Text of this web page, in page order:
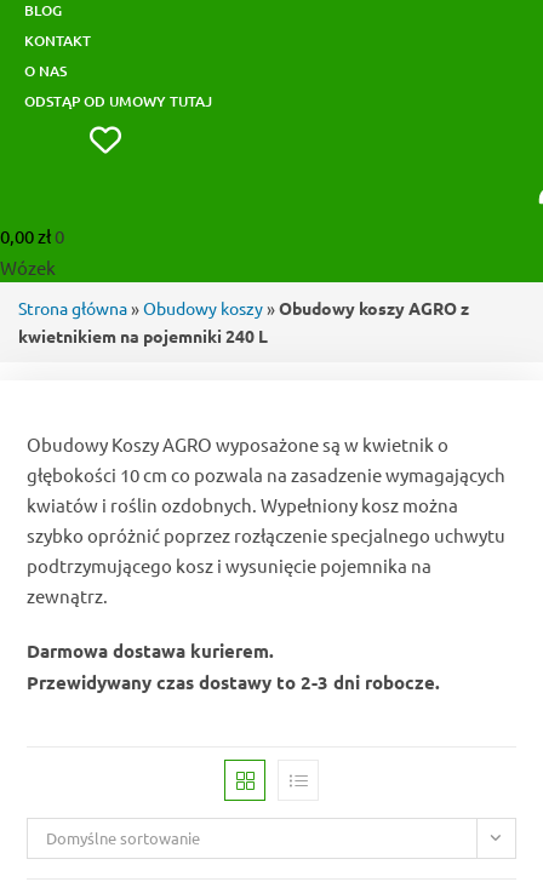
BLOG
KONTAKT
O NAS
ODSTĄP OD UMOWY TUTAJ
0,00zł0
Wózek
Strona główna»Obudowy koszy»Obudowy koszy AGRO z
kwietnikiem na pojemniki 240 L
Obudowy Koszy AGRO wyposażone są w kwietnik o
głębokości 10 cm co pozwala na zasadzenie wymagających
kwiatów i roślin ozdobnych. Wypełniony kosz można
szybko opróżnić poprzez rozłączenie specjalnego uchwytu
podtrzymującego kosz i wysunięcie pojemnika na
zewnątrz.
Darmowa dostawa kurierem.
Przewidywany czas dostawy to 2-3 dni robocze.
Domyślne sortowanie